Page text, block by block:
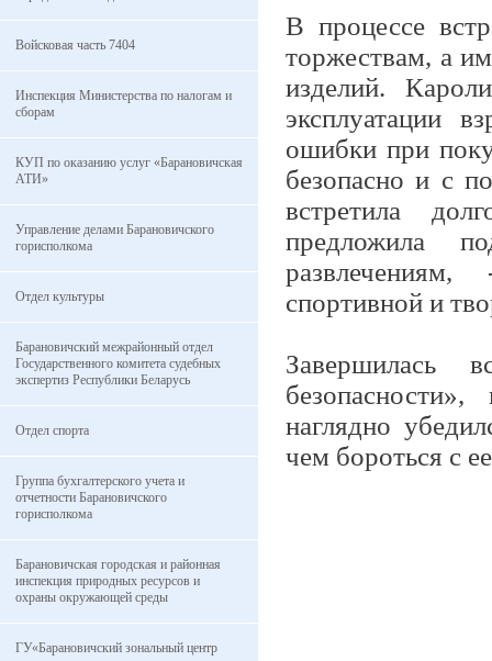
Войсковая часть 7404
Инспекция Министерства по налогам и
сборам
КУП по оказанию услуг «Барановичская
АТИ»
Управление делами Барановичского
горисполкома
Отдел культуры
Барановичский межрайонный отдел
Государственного комитета судебных
экспертиз Республики Беларусь
Отдел спорта
Группа бухгалтерского учета и
отчетности Барановичского
горисполкома
Барановичская городская и районная
инспекция природных ресурсов и
охраны окружающей среды
ГУ«Барановичский зональный центр
В процессе
торжествам, а
изделий.
эксплуатации
ошибки при
безопасно и с
встретила
предложила
спортивной и
Завершилась
наглядно
чем бороться с